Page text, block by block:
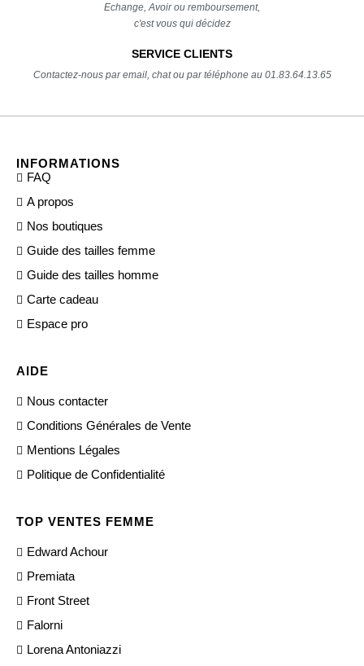
Echange, Avoir ou remboursement,
c'est vous qui décidez
SERVICE CLIENTS
Contactez-nous par email, chat ou par téléphone au 01.83.64.13.65
INFORMATIONS
FAQ
A propos
Nos boutiques
Guide des tailles femme
Guide des tailles homme
Carte cadeau
Espace pro
AIDE
Nous contacter
Conditions Générales de Vente
Mentions Légales
Politique de Confidentialité
TOP VENTES FEMME
Edward Achour
Premiata
Front Street
Falorni
Lorena Antoniazzi